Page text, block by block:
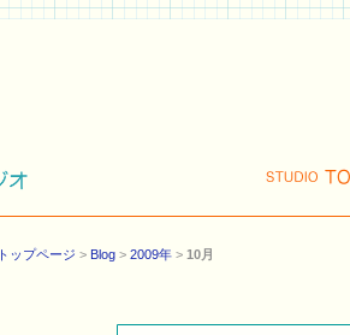
トップページ > Blog > 2009年 > 10月